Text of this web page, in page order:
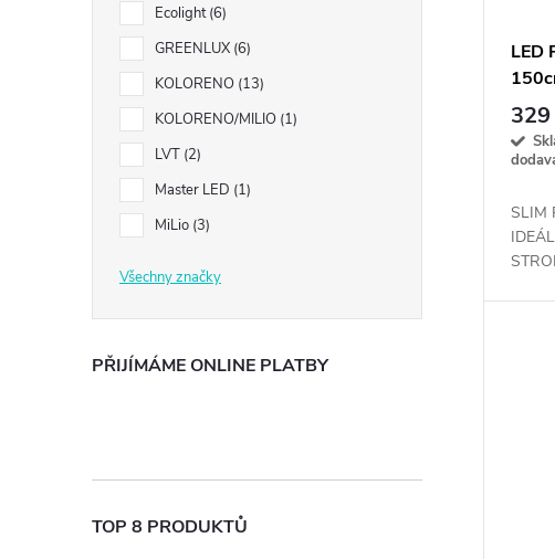
Ecolight 6
GREENLUX 6
KOLORENO 13
KOLORENO/MILIO 1
LVT 2
Master LED 1
MiLio 3
Všechny značky
PŘIJÍMÁME ONLINE PLATBY
TOP 8 PRODUKTŮ
LED
SLIM